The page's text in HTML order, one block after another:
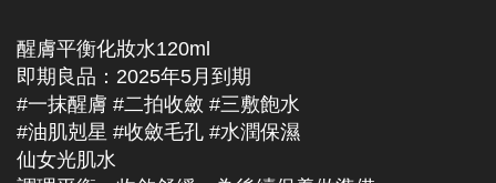
醒膚平衡化妝水120ml
即期良品：2025年5月到期
#一抹醒膚 #二拍收斂 #三敷飽水
#油肌剋星 #收斂毛孔 #水潤保濕
仙女光肌水